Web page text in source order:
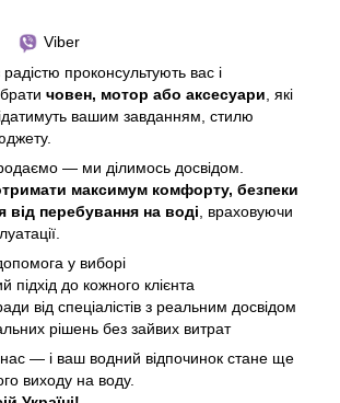
Viber
проконсультують вас і
човен, мотор або аксесуари, які
вашим завданням, стилю
— ми ділимось досвідом.
максимум комфорту, безпеки
від перебування на воді, враховуючи
у виборі
підхід до кожного клієнта
від спеціалістів з реальним досвідом
рішень без зайвих витрат
— і ваш водний відпочинок стане ще
виходу на воду.